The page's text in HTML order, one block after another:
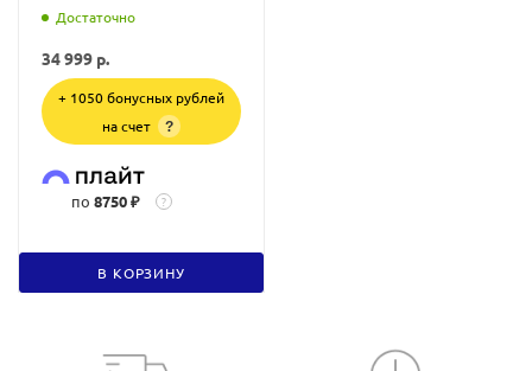
Достаточно
34 999 р.
+ 1050 бонусных рублей
на счет
?
по 8750 ₽ ?
В КОРЗИНУ